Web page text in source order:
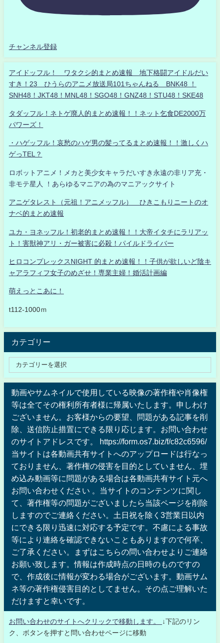
チャンネル登録
アイドッフル！ ワタクシ的まとめ速報 地下格闘アイドルだい
すき！23 ひうらのアニメ放送局101ちゃんねる BNK48 ！
SNH48！JKT48！MNL48！SGO48！GNZ48！STU48！SKE48
タダッフル！ネトゲ廃人的まとめ速報！！ネット乞食DE2000万
パワーズ！
・ハゲッフル！哀愁のハゲ男の髪ってるまとめ速報！！激しくハ
ゲっTEL？
ロボットアニメ！メカと美少女キャラだいすき永遠の非リア充・
非モテ星人 ！あらゆるマニアの為のマニアックサイト
アニゲタレスト（元祖！アニメッフル） ひきこもりニートのオ
ナベ的まとめ速報
ユカ・ヨネッフル！初老的まとめ速報！！大帝イタチにラリアッ
ト！害獣神アリ・ガー被害に必殺！パイルドライバー
ヒロコンプレックスNIGHT 的まとめ速報！！子供が欲しいど陰キ
ャアラフィフ女子のめざせ！専業主婦！婚活計画編
萌えっとこあに！
t112-1000ｍ
カテゴリー
動画やサムネイルで使用している映像の著作権や肖像権
等は全てその権利所有者様に帰属いたします。申しわけ
ございません。お客様からの要望、問題がある記事を削
除、送信防止措置にできる限り応じます。お問い合わせ
のサイトアドレスです。 https://form.os7.biz/f/c82c6596/
当サイトは各動画共有サイトへのアップロードは行なっ
ておりません、著作権の侵害を目的としていません、埋
め込み動画等に問題がある場合は各動画共有サイト元へ
お問い合わせください 。当サイトのコンテンツに関し
て、著作権等の問題がございましたら当該ページを削除
しますのでご連絡ください。土日祝を除く3営業日以内
にできる限り迅速に対応する予定です。不慮による事故
等により連絡を確認できないこともありますので何卒、
ご了承ください。まずはこちらの問い合わせよりご連絡
お願い致します。情報は作成時点の日時のものですの
で、作成後に情報が変わる場合がございます。動画サム
ネ等の著作権侵害目的としてません。その点ご理解いた
だけますと幸いです。
お問い合わせのサイトへクリックで移動します。
↓下記のリン
ク、ボタンを押すと問い合わせページに移動